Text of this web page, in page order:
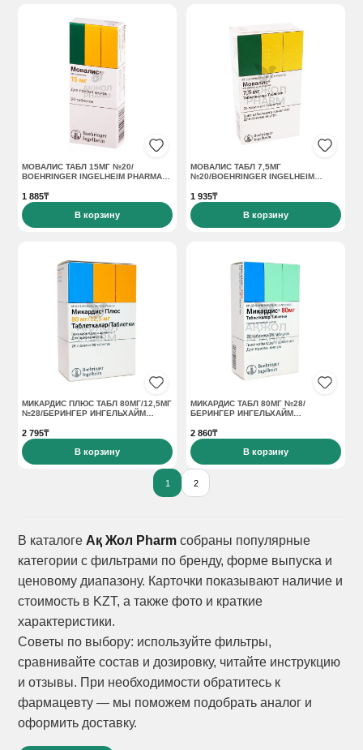
МОВАЛИС ТАБЛ 15МГ №20/
BOEHRINGER INGELHEIM PHARMA
1 885₸
В корзину
МОВАЛИС ТАБЛ 7,5МГ
№20/BOEHRINGER INGELHEIM
1 935₸
В корзину
МИКАРДИС ПЛЮС ТАБЛ 80МГ/12,5МГ
№28/БЕРИНГЕР ИНГЕЛЬХАЙМ
2 795₸
В корзину
МИКАРДИС ТАБЛ 80МГ №28/
БЕРИНГЕР ИНГЕЛЬХАЙМ
2 860₸
В корзину
1 2
В каталоге Ақ Жол Pharm собраны популярные
категории с фильтрами по бренду, форме выпуска и
ценовому диапазону. Карточки показывают наличие и
стоимость в KZT, а также фото и краткие
характеристики.
Советы по выбору: используйте фильтры,
сравнивайте состав и дозировку, читайте инструкцию
и отзывы. При необходимости обратитесь к
фармацевту — мы поможем подобрать аналог и
оформить доставку.